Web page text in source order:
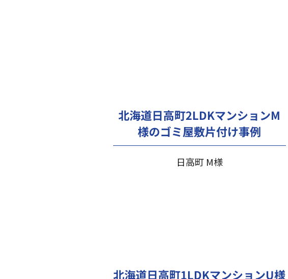
北海道日高町2LDKマンションM
様のゴミ屋敷片付け事例
日高町 M様
北海道日高町1LDKマンションU様